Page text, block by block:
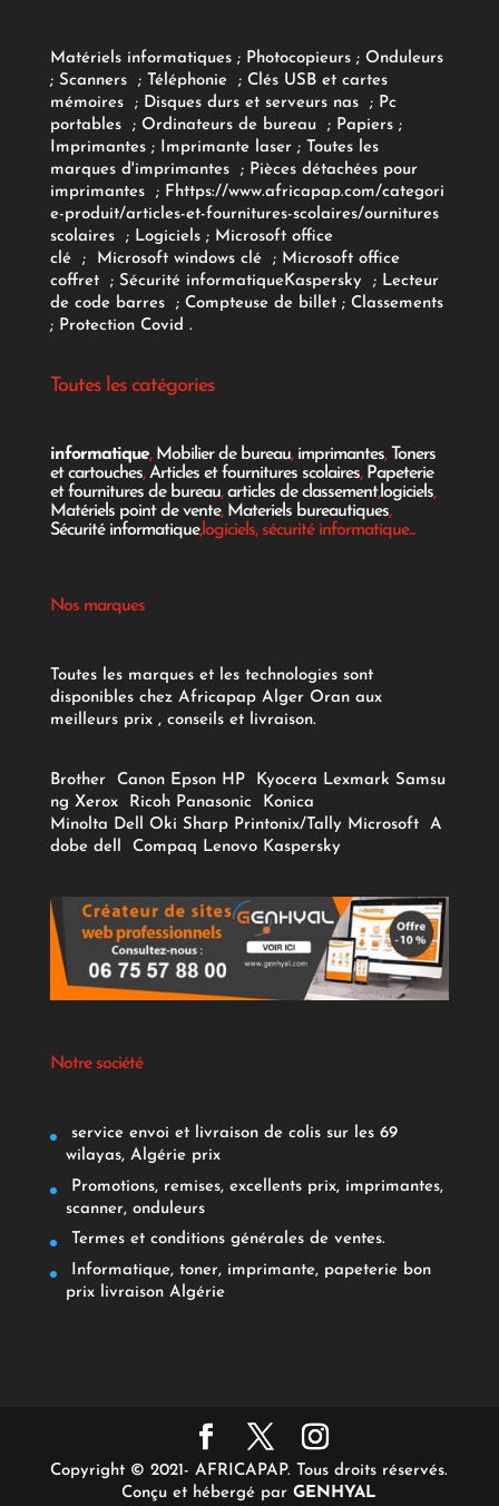
Matériels informatiques; Photocopieurs; Onduleurs
; Scanners ; Téléphonie ; Clés USB et cartes
mémoires
; Disques durs et serveurs nas ; Pc
portables
; Ordinateurs de bureau ; Papiers;
Imprimantes;Imprimante laser; Toutes les
marques d'imprimantes
; Pièces détachées pour
imprimantes
; F https://www.africapap.com/categori
e-produit/articles-et-fournitures-scolaires/ournitures
scolaires; Logiciels ; Microsoft office
clé
; Microsoft windows clé; Microsoft office
coffret ; Sécurité informatiqueKaspersky ; Lecteur
de code barres
; Compteuse de billet; Classements
; Protection Covid .
Toutes les catégories
informatique, Mobilier de bureau, imprimantes, Toners
et cartouches,Articles et fournitures scolaires, Papeterie
et fournitures de bureau,articles de classement,logiciels,
Matériels point de vente, Materiels bureautiques,
Sécurité informatique,logiciels, sécurité informatique...
Nos marques
Toutes les marques et les technologies sont
disponibles chez Africapap Alger Oran aux
meilleurs prix , conseils et livraison.
Brother Canon Epson HP Kyocera Lexmark Samsu
ng Xerox Ricoh Panasonic
Konica
Minolta Dell Oki Sharp Printonix/Tally Microsoft
A
dobe dell Compaq Lenovo Kaspersky
Notre société
service envoi et livraison de colis sur les 69
wilayas, Algérie prix
Promotions, remises, excellents prix, imprimantes,
scanner, onduleurs
Termes et conditions générales de ventes.
Informatique, toner, imprimante, papeterie bon
prix livraison Algérie
Copyright © 2021- AFRICAPAP. Tous droits réservés.
Conçu et hébergé parGENHYAL